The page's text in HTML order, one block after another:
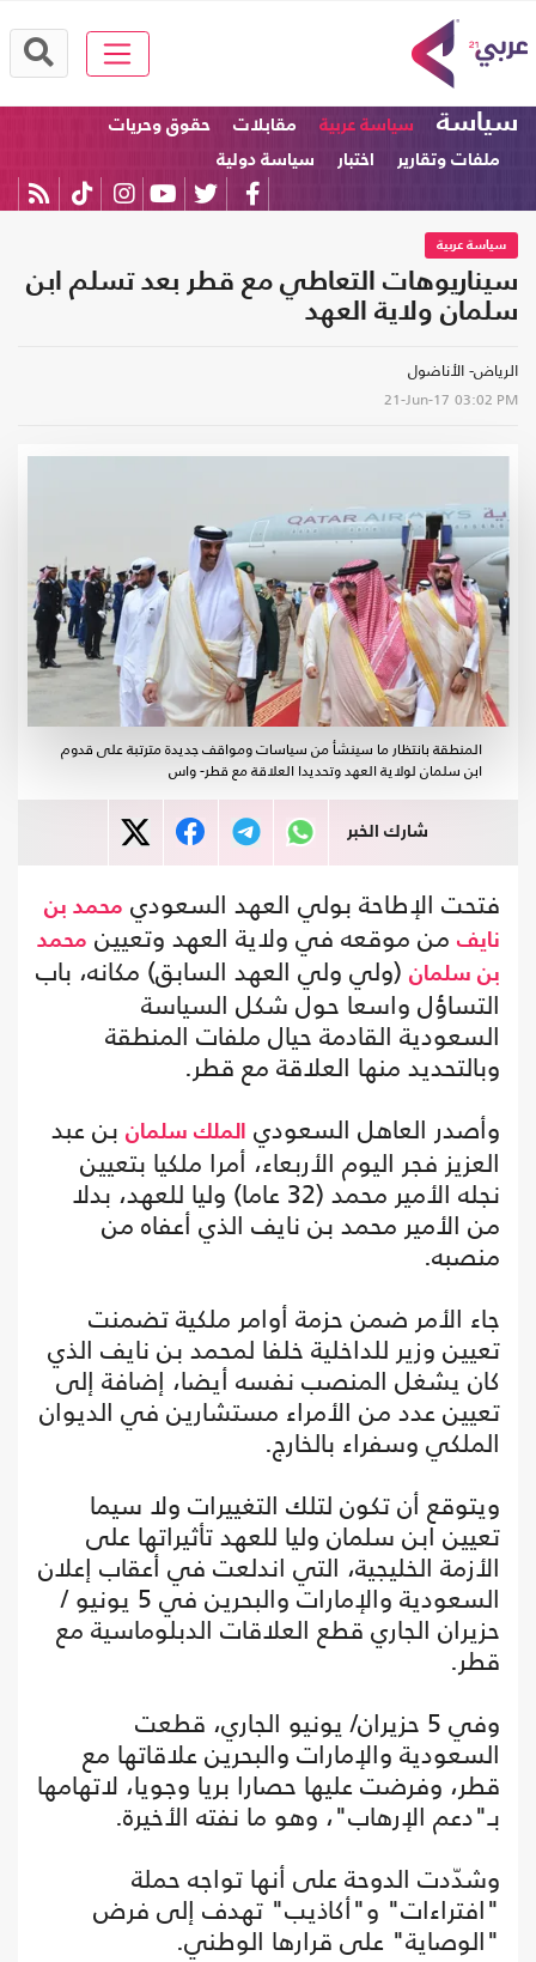
سياسة سياسة عربية مقابلات
حقوق وحريات
ملفات وتقارير
اختبار سياسة دولية
سياسة عربية
سيناريوهات التعاطي مع قطر بعد تسلم ابن
سلمان ولاية العهد
الرياض- الأناضول
21-Jun-17 03:02 PM
المنطقة بانتظار ما سينشأ من سياسات ومواقف جديدة مترتبة على قدوم
ابن سلمان لولاية العهد وتحديدا العلاقة مع قطر- واس
شارك الخبر
فتحت الإطاحة بولي العهد السعودي محمد بن
نايف من موقعه في ولاية العهد وتعيين محمد
بن سلمان (ولي ولي العهد السابق) مكانه، باب
التساؤل واسعا حول شكل السياسة
السعودية القادمة حيال ملفات المنطقة
وبالتحديد منها العلاقة مع قطر.
وأصدر العاهل السعودي
الملك سلمان بن عبد
العزيز فجر اليوم الأربعاء، أمرا ملكيا بتعيين
نجله الأمير محمد (32 عاما) وليا للعهد، بدلا
من الأمير محمد بن نايف الذي أعفاه من
منصبه.
جاء الأمر ضمن حزمة أوامر ملكية تضمنت
تعيين وزير للداخلية خلفا لمحمد بن نايف الذي
كان يشغل المنصب نفسه أيضا، إضافة إلى
تعيين عدد من الأمراء مستشارين في الديوان
الملكي وسفراء بالخارج.
ويتوقع أن تكون لتلك التغييرات ولا سيما
تعيين ابن سلمان وليا للعهد تأثيراتها على
الأزمة الخليجية، التي اندلعت في أعقاب إعلان
السعودية والإمارات والبحرين في 5 يونيو /
حزيران الجاري قطع العلاقات الدبلوماسية مع
قطر.
وفي 5 حزيران/ يونيو الجاري، قطعت
السعودية والإمارات والبحرين علاقاتها مع
قطر، وفرضت عليها حصارا بريا وجويا، لاتهامها
بـ"دعم الإرهاب"، وهو ما نفته الأخيرة.
وشدّدت الدوحة على أنها تواجه حملة
"افتراءات" و"أكاذيب" تهدف إلى فرض
"الوصاية" على قرارها الوطني.